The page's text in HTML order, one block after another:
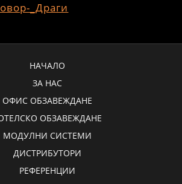
_Драги
НАЧАЛО
ЗА НАС
ОФИС ОБЗАВЕЖДАНЕ
ОБЗАВЕЖДАНЕ
МОДУЛНИ СИСТЕМИ
ДИСТРИБУТОРИ
РЕФЕРЕНЦИИ